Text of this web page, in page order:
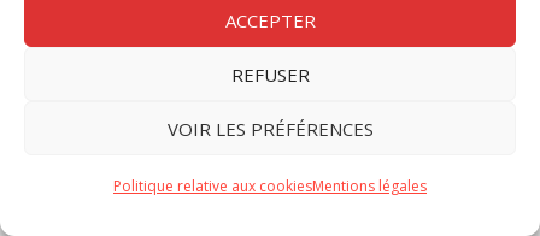
ACCEPTER
REFUSER
VOIR LES PRÉFÉRENCES
Politique relative aux cookiesMentions légales
Nous contacter